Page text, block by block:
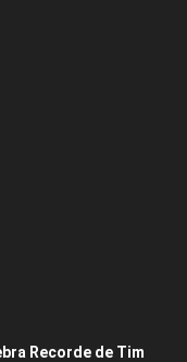
Recorde de Tim